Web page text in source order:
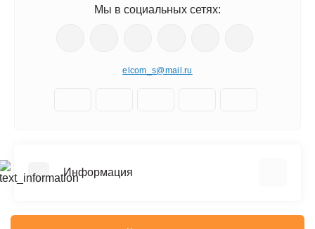
Мы в социальных сетях:
elcom_s@mail.ru
Информация